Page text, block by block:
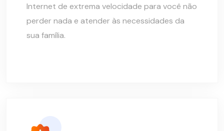
Internet de extrema velocidade para você não
perder nada e atender às necessidades da
sua família.